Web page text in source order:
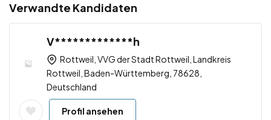
Verwandte Kandidaten
V*************h
Rottweil, VVG der Stadt Rottweil, Landkreis
Rottweil, Baden-Württemberg, 78628,
Deutschland
Profil ansehen